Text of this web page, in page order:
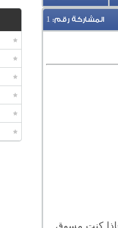
المشاركة رقم: 1
كنت مسوق